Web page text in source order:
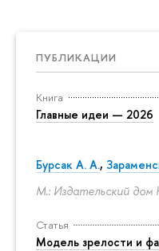
ПУБЛИКАЦИИ
Книга
Главные идеи — 2026
Бурсак А. А.,
М.: Издательский
Статья
Модель зрелости и